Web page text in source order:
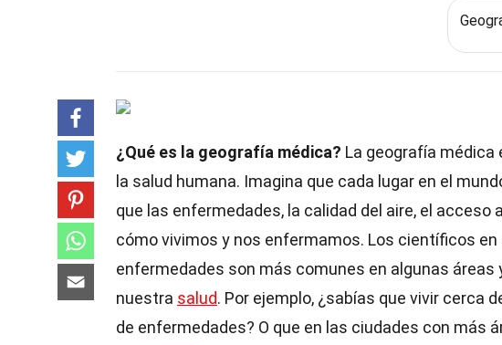
¿Qué es la geografía médica? La geografía
la salud humana. Imagina que cada lugar en el
que las enfermedades, la calidad del aire, el
cómo vivimos y nos enfermamos. Los científicos
enfermedades son más comunes en algunas
nuestra salud. Por ejemplo, ¿sabías que vivir cerca
de enfermedades? O que en las ciudades con más